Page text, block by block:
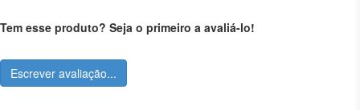
Tem esse produto? Seja o primeiro a avaliá-lo!
Escrever avaliação...